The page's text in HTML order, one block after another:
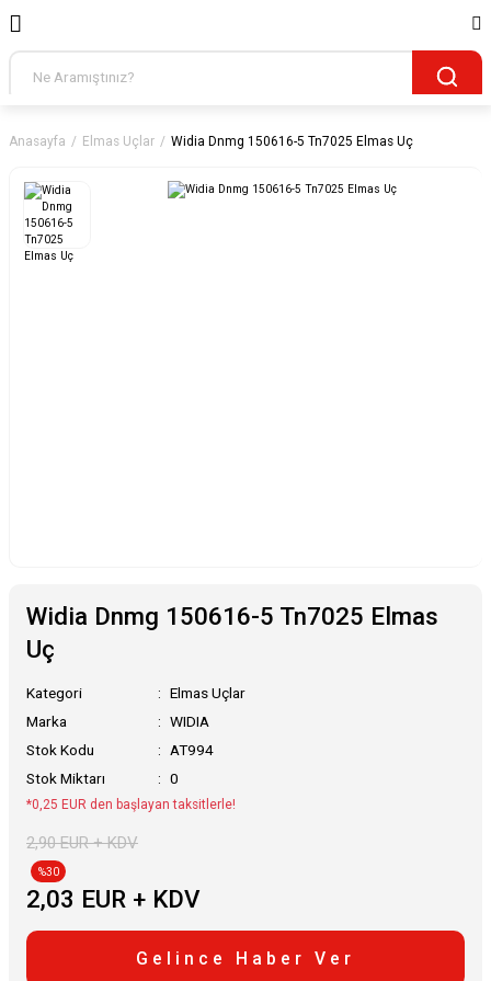
Anasayfa Elmas Uçlar Widia Dnmg 150616-5 Tn7025 Elmas Uç
Widia Dnmg 150616-5 Tn7025 Elmas
Uç
Kategori
Elmas Uçlar
Marka
WIDIA
Stok Kodu
AT994
Stok Miktarı
0
*0,25 EUR den başlayan taksitlerle!
2,90 EUR + KDV
%30
2,03 EUR + KDV
Gelince Haber Ver